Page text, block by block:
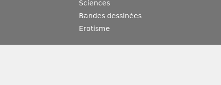
Sciences
Bandes dessinées
Erotisme